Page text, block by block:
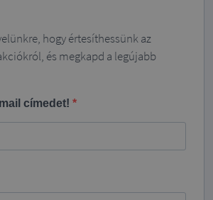
hogy értesíthessünk az
és megkapd a legújabb
címedet!